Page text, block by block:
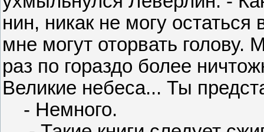
нин, никак не могу
мне могут оторвать голову.
раз по гораздо более
Великие небеса... Ты
- Немного.